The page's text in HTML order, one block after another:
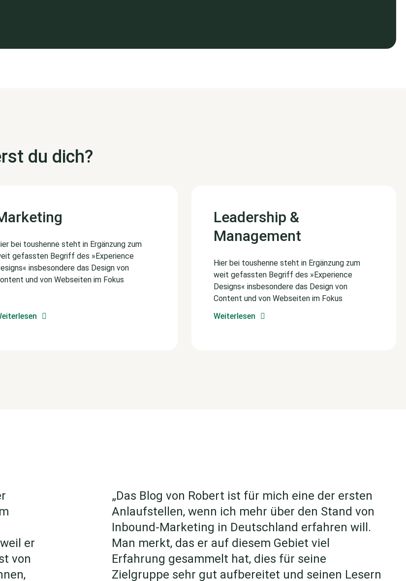
du dich?
bei toushenne steht in Ergänzung zum
gefassten Begriff des »Experience
insbesondere das Design von
und von Webseiten im Fokus
Leadership &
Management
Hier bei toushenne steht in Ergänzung zum
weit gefassten Begriff des »Experience
Designs« insbesondere das Design von
Content und von Webseiten im Fokus
Weiterlesen
er
von
„Das Blog von Robert ist für mich eine der ersten
Anlaufstellen, wenn ich mehr über den Stand von
Inbound-Marketing in Deutschland erfahren will.
Man merkt, das er auf diesem Gebiet viel
Erfahrung gesammelt hat, dies für seine
Zielgruppe sehr gut aufbereitet und seinen Lesern